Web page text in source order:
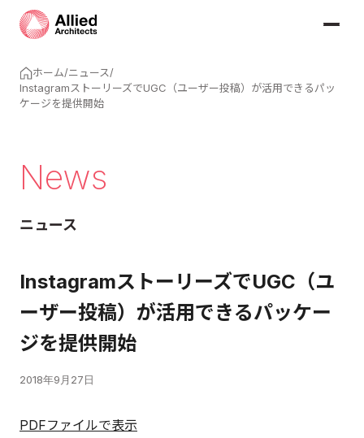
ホーム/ニュース/
InstagramストーリーズでUGC（ユーザー投稿）が活用できるパッ
ケージを提供開始
News
ニュース
InstagramストーリーズでUGC（ユ
ーザー投稿）が活用できるパッケー
ジを提供開始
2018年9月27日
PDFファイルで表示